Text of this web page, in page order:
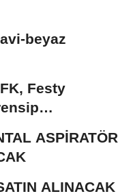
beyaz
Festy
ASPİRATÖR
ALINACAK